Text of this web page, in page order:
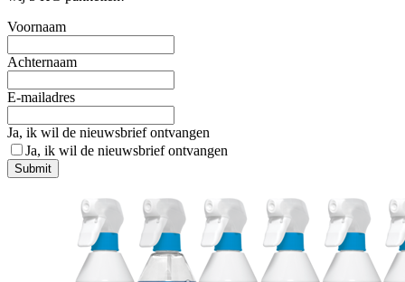
Voornaam
Achternaam
E-mailadres
Ja, ik wil de nieuwsbrief ontvangen
Ja, ik wil de nieuwsbrief ontvangen
Submit